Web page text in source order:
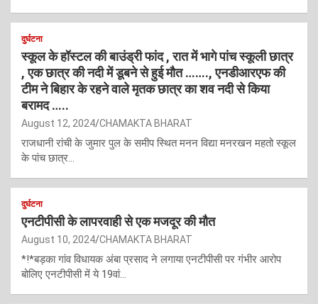
दुर्घटना
स्कूल के हॉस्टल की बाउंड्री फांद , रात में भागे पांच स्कूली छात्र
, एक छात्र की नदी में डूबने से हुई मौत ……., एनडीआरएफ की
टीम ने बिहार के रहने वाले मृतक छात्र का शव नदी से किया
बरामद …..
August 12, 2024 CHAMAKTA BHARAT
राजधानी रांची के जुमार पुल के समीप स्थित मनन विद्या मनरखन महतो स्कूल
के पांच छात्र…
दुर्घटना
एनटीपीसी के लापरवाही से एक मजदूर की मौत
August 10, 2024 CHAMAKTA BHARAT
*!*बड़का गांव विधायक अंबा प्रसाद ने लगाया एनटीपीसी पर गंभीर आरोप
बोलिए एनटीपीसी में ये 19वां…